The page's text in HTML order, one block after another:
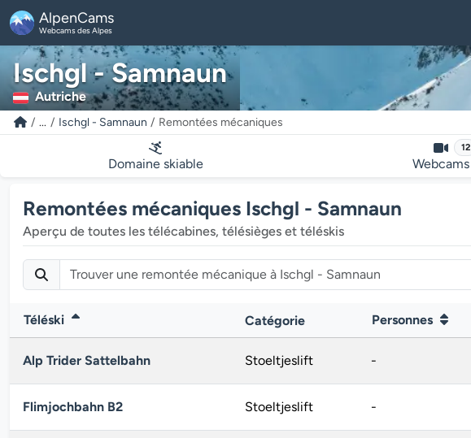
AlpenCams
Webcams des Alpes
Ischgl - Samnaun
Autriche
... Ischgl - Samnaun Remontées mécaniques
Domaine skiable
12
Webcams
Remontées mécaniques Ischgl - Samnaun
Aperçu de toutes les télécabines, télésièges et téléskis
Téléski Catégorie Personnes
Alp Trider Sattelbahn Stoeltjeslift -
Flimjochbahn B2 Stoeltjeslift -